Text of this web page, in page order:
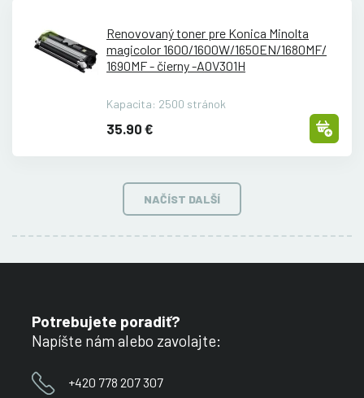
Renovovaný toner pre Konica Minolta
magicolor 1600/1600W/1650EN/1680MF/
1690MF - čierny -A0V301H
Kapacita: 2500 stránok
35.90 €
NAČÍST DALŠÍ
Potrebujete poradiť?
Napíšte nám alebo zavolajte:
+420 778 207 307